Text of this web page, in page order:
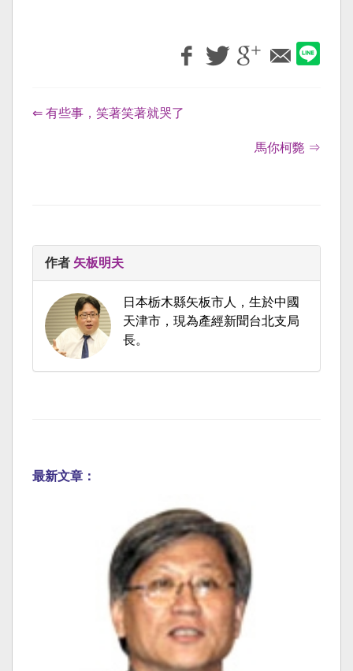
⇐ 有些事，笑著笑著就哭了
馬你柯斃 ⇒
作者 矢板明夫
日本栃木縣矢板市人，生於中國
天津市，現為產經新聞台北支局
長。
最新文章：